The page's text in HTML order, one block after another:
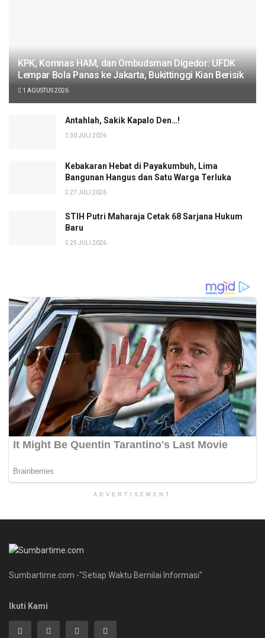
KPK, Komnas HAM, dan Ombudsman Digedor: UFDK
Lempar Bola Panas ke Jakarta, Bukittinggi Kian Berisik
1 AGUSTUS 2026
Antahlah, Sakik Kapalo Den…!
30 JULI 2026
Kebakaran Hebat di Payakumbuh, Lima
Bangunan Hangus dan Satu Warga Terluka
27 JULI 2026
STIH Putri Maharaja Cetak 68 Sarjana Hukum
Baru
25 JULI 2026
ADVERTISEMENT
Sumbartime.com -"Setiap Waktu Bernilai Informasi"
Ikuti Kami